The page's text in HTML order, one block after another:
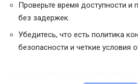
Проверьте время доступности и
без задержек.
Убедитесь, что есть политика
безопасности и четкие условия